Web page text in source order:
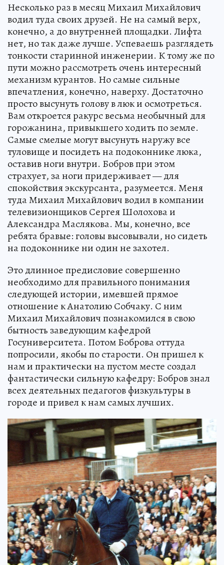
Несколько раз в месяц Михаил Михайлович
водил туда своих друзей. Не на самый верх,
конечно, а до внутренней площадки. Лифта
нет, но так даже лучше. Успеваешь разглядеть
тонкости старинной инженерии. К тому же по
пути можно рассмотреть очень интересный
механизм курантов. Но самые сильные
впечатления, конечно, наверху. Достаточно
просто высунуть голову в люк и осмотреться.
Вам откроется ракурс весьма необычный для
горожанина, привыкшего ходить по земле.
Самые смелые могут высунуть наружу все
туловище и посидеть на подоконнике люка,
оставив ноги внутри. Бобров при этом
страхует, за ноги придерживает — для
спокойствия экскурсанта, разумеется. Меня
туда Михаил Михайлович водил в компании
телевизионщиков Сергея Шолохова и
Александра Маслякова. Мы, конечно, все
ребята бравые: головы высовывали, но сидеть
на подоконнике ни один не захотел.
Это длинное предисловие совершенно
необходимо для правильного понимания
следующей истории, имевшей прямое
отношение к Анатолию Собчаку. С ним
Михаил Михайлович познакомился в свою
бытность заведующим кафедрой
Госуниверситета. Потом Боброва оттуда
попросили, якобы по старости. Он пришел к
нам и практически на пустом месте создал
фантастически сильную кафедру: Бобров знал
всех деятельных педагогов физкультуры в
городе и привел к нам самых лучших.